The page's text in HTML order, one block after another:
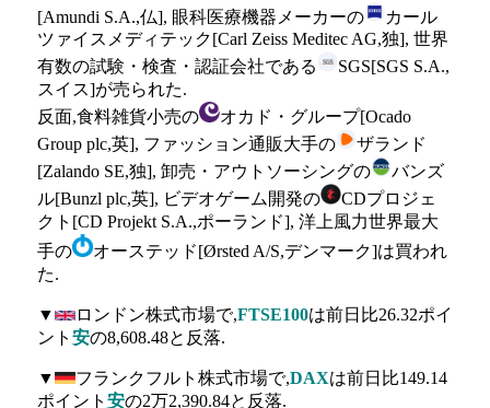
[Amundi S.A.,仏], 眼科医療機器メーカーの
カール
ツァイスメディテック[Carl Zeiss Meditec AG,独], 世界
有数の試験・検査・認証会社である
SGS[SGS S.A.,
スイス]が売られた.
反面,食料雑貨小売の
オカド・グループ[Ocado
Group plc,英], ファッション通販大手の
ザランド
[Zalando SE,独], 卸売・アウトソーシングの
バンズ
ル[Bunzl plc,英], ビデオゲーム開発の
CDプロジェ
クト[CD Projekt S.A.,ポーランド], 洋上風力世界最大
手の
オーステッド[Ørsted A/S,デンマーク]は買われ
た.
▼ ロンドン株式市場で,FTSE100は前日比26.32ポイ
ント 安の8,608.48と反落.
▼ フランクフルト株式市場で,DAXは前日比149.14
ポイント 安の2万2,390.84と反落.